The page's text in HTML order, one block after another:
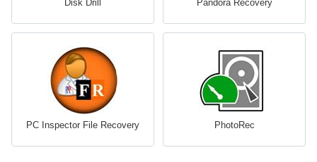
Disk Drill Pandora Recovery
PC Inspector File Recovery PhotoRec